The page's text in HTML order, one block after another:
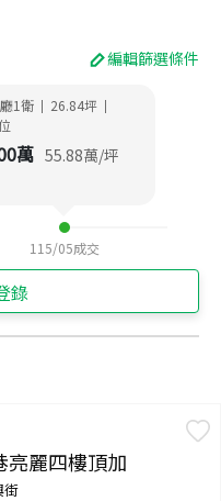
編輯篩選條件
1衛 | 26.84坪 |
萬 55.88萬/坪
115/05成交
錄
亮麗四樓頂加
街